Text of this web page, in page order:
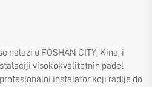
nalazi u FOSHAN CITY, Kina, i
visokokvalitetnih padel
instalator koji radije do